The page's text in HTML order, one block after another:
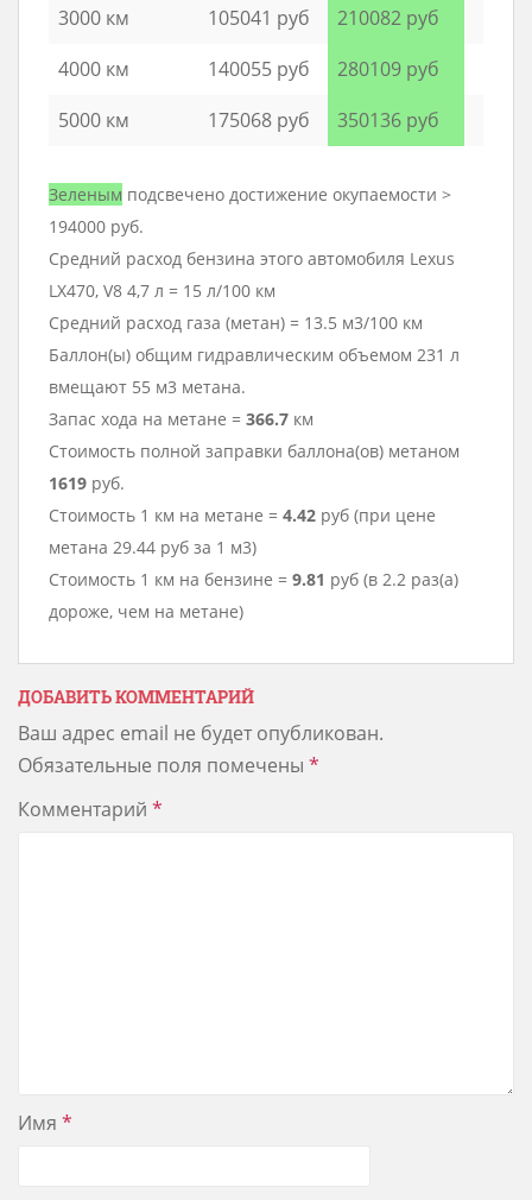
3000 км 105041 руб
210082 руб
4000 км
140055 руб
280109 руб
5000 км
175068 руб 350136 руб
Зеленым подсвечено достижение окупаемости >
194000 руб.
Средний расход бензина этого автомобиля Lexus
LX470, V8 4,7 л = 15 л/100 км
Средний расход газа (метан) = 13.5 м3/100 км
Баллон(ы) общим гидравлическим объемом 231 л
вмещают 55 м3 метана.
Запас хода на метане = 366.7 км
Стоимость полной заправки баллона(ов) метаном
1619 руб.
Стоимость 1 км на метане = 4.42 руб (при цене
метана 29.44 руб за 1 м3)
Стоимость 1 км на бензине = 9.81 руб (в 2.2 раз(а)
дороже, чем на метане)
ДОБАВИТЬ КОММЕНТАРИЙ
Ваш адрес email не будет опубликован.
Обязательные поля помечены *
Комментарий *
Имя *